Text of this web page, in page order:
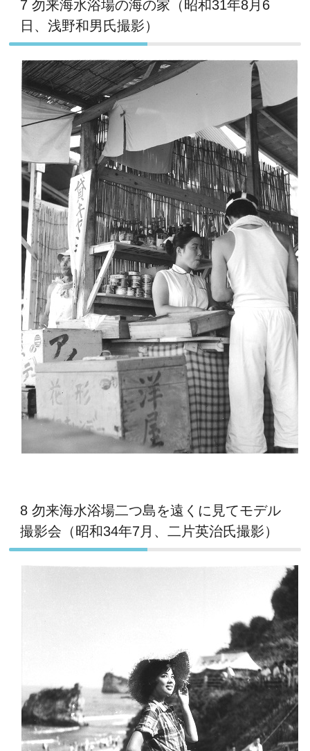
7 勿来海水浴場の海の家（昭和31年8月6
日、浅野和男氏撮影）
8 勿来海水浴場二つ島を遠くに見てモデル
撮影会（昭和34年7月、二片英治氏撮影）